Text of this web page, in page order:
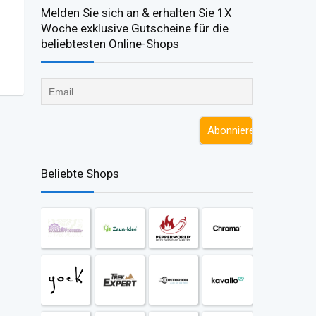
Melden Sie sich an & erhalten Sie 1X
Woche exklusive Gutscheine für die
beliebtesten Online-Shops​
Beliebte Shops